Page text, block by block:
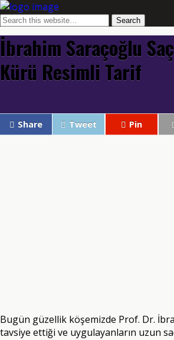
İbrahim Saraçoğlu
Kürü Resimli Tarif
Share Tweet Pin
Bugün güzellik köşemizde Prof. Dr.
tavsiye ettiği ve uygulayanların uzun